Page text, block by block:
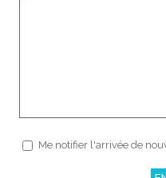
Me notifier l'arrivée de